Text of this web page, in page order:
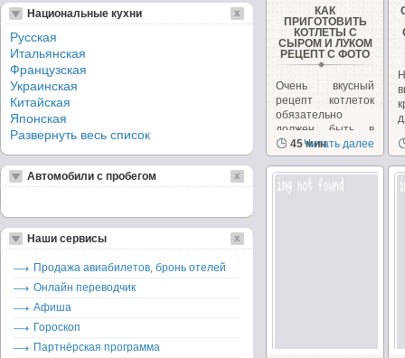
КАК
ПРИГОТОВИТЬ
КОТЛЕТЫ С
СЫРОМ И ЛУКОМ
РЕЦЕПТ С ФОТО
Очень вкусный
рецепт котлеток
обязательно
должен быть в
вашем меню!
45 мин
Читать далее
Национальные кухни
Русская
Итальянская
Французская
Украинская
Китайская
Японская
Развернуть весь список
Автомобили с пробегом
Наши сервисы
Продажа авиабилетов, бронь отелей
Онлайн переводчик
Афиша
Гороскоп
Партнёрская программа